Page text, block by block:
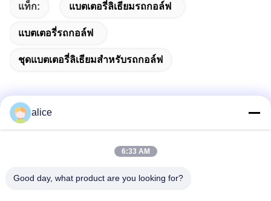
แท็ก: แบตเตอรี่ลิเธียมรถกอล์ฟ
แบตเตอรี่รถกอล์ฟ
ชุดแบตเตอรี่ลิเธียมสำหรับรถกอล์ฟ
ถนนฟูหยวน 5, สวนอุตสาหกรรมแบตเตอรี่ลิเธียม, เขตไฮเทค,
alice
6:33 AM
Good day, what product are you looking for?